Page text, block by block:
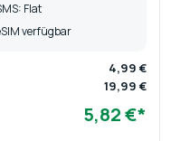
Flat
verfügbar
4,99 €
19,99 €
5,82 €*